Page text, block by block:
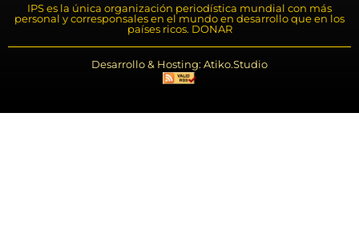
IPS es la única organización periodística mundial con más
personal y corresponsales en el mundo en desarrollo que en los
países ricos. DONAR
Desarrollo & Hosting: Atiko.Studio